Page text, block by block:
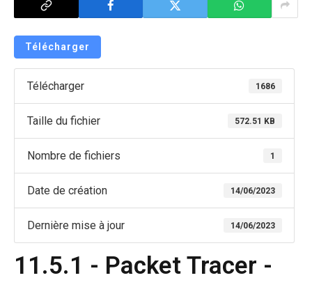
Télécharger
Télécharger 1686
Taille du fichier 572.51 KB
Nombre de fichiers 1
Date de création 14/06/2023
Dernière mise à jour 14/06/2023
11.5.1 - Packet Tracer -